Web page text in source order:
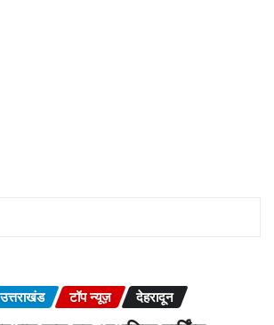
उत्तराखंड टॉप न्यूज़ देहरादून